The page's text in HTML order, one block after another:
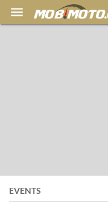

EVENTS